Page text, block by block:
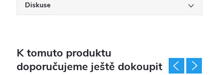
Diskuse
K tomuto produktu
doporučujeme ještě dokoupit